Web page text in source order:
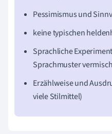
Pessimismus und
keine typischen
Sprachliche
Sprachmuster
Erzählweise und
viele Stilmittel)